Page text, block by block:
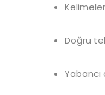
Doğru
Yabancı